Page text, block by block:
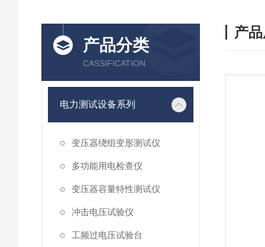
产品分类
CASSIFICATION
电力测试设备系列
变压器绕组变形测试仪
多功能用电检查仪
变压器容量特性测试仪
冲击电压试验仪
工频过电压试验台
产